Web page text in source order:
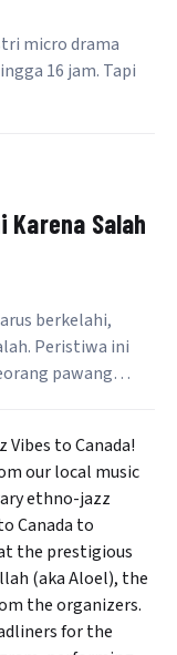
micro drama
16 jam. Tapi
Karena Salah
berkelahi,
Peristiwa ini
pawang…